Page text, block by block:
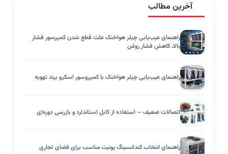
آخرین مطالب
راهنمای عیب‌یابی چیلر هواخنک علت قطع شدن کمپرسور فشار
بالا، کاهش فشار روغن
راهنمای عیب‌یابی چیلر هواخنک با کمپروسور اسکرو برند تهویه
اتصالات ضعیف — استفاده از کابل استاندارد و بازرسی دوره‌ای
راهنمای انتخاب کندانسینگ یونیت مناسب برای فضای تجاری